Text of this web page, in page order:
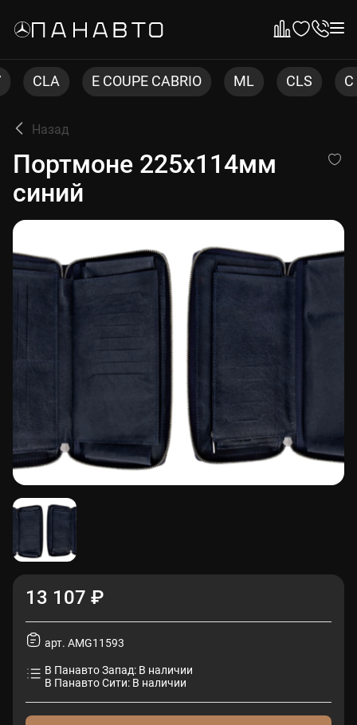
E COUPE CABRIO ML CLS C COUPE
Назад
Портмоне 225х114мм синий
Портмоне 225х114мм
синий
13 107 ₽
арт. AMG11593
В Панавто Запад: В наличии
В Панавто Сити: В наличии